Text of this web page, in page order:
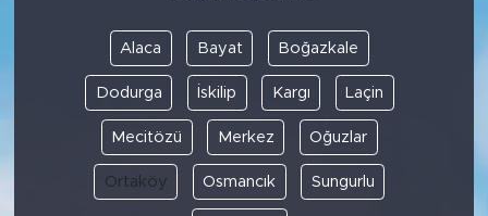
Alaca Bayat Boğazkale
Dodurga İskilip Kargı Laçin
Mecitözü Merkez Oğuzlar
Ortaköy Osmancık Sungurlu
POLİTİKA
EKONOMİ
SPOR
KÜLTÜR SANAT